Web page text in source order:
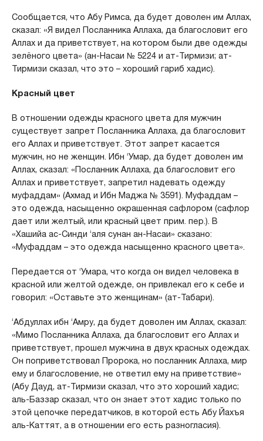
Сообщается, что Абу Римса, да будет доволен им Аллах,
сказал: «Я видел Посланника Аллаха, да благословит его
Аллах и да приветствует, на котором были две одежды
зелёного цвета» (ан-Насаи № 5224 и ат-Тирмизи; ат-
Тирмизи сказал, что это – хороший гариб хадис).
Красный цвет
В отношении одежды красного цвета для мужчин
существует запрет Посланника Аллаха, да благословит
его Аллах и приветствует. Этот запрет касается
мужчин, но не женщин. Ибн ‘Умар, да будет доволен им
Аллах, сказал: «Посланник Аллаха, да благословит его
Аллах и приветствует, запретил надевать одежду
муфаддам» (Ахмад и Ибн Маджа № 3591). Муфаддам –
это одежда, насыщенно окрашенная сафлором (сафлор
дает или желтый, или красный цвет прим. пер.). В
«Хашийа ас-Синди ‘аля сунан ан-Насаи» сказано:
«Муфаддам – это одежда насыщенно красного цвета».
Передается от ‘Умара, что когда он видел человека в
красной или желтой одежде, он привлекал его к себе и
говорил: «Оставьте это женщинам» (ат-Табари).
‘Абдуллах ибн ‘Амру, да будет доволен им Аллах, сказал:
«Мимо Посланника Аллаха, да благословит его Аллах и
приветствует, прошел мужчина в двух красных одеждах.
Он поприветствовал Пророка, но посланник Аллаха, мир
ему и благословение, не ответил ему на приветствие»
(Абу Дауд, ат-Тирмизи сказал, что это хороший хадис;
аль-Баззар сказал, что он знает этот хадис только по
этой цепочке передатчиков, в которой есть Абу Йахъя
аль-Каттят, а в отношении его есть разногласия).